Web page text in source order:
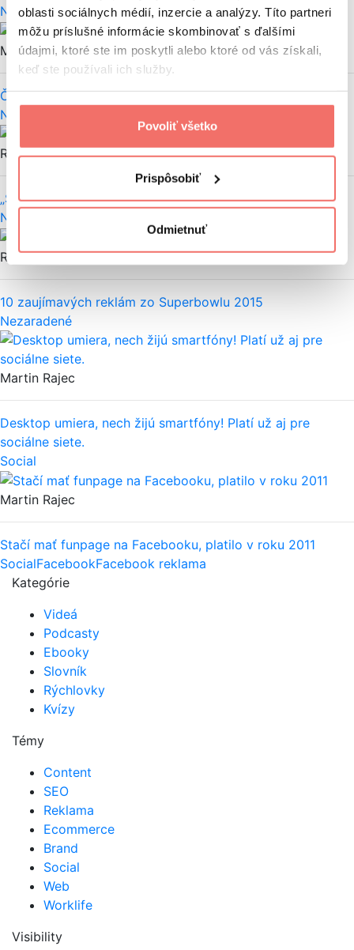
oblasti sociálnych médií, inzercie a analýzy. Títo partneri
môžu príslušné informácie skombinovať s ďalšími
údajmi, ktoré ste im poskytli alebo ktoré od vás získali,
keď ste používali ich služby.
Povoliť všetko
Prispôsobiť
Odmietnuť
Nezaradené
Martin Rajec
Čo sú beacony a ako vám pomôžu zarobiť v offline?
Nezaradené
Rajec
„Second screen“ efekt vdýchne kampani život
Nezaradené
Rajec
10 zaujímavých reklám zo Superbowlu 2015
Nezaradené
Martin Rajec
Desktop umiera, nech žijú smartfóny! Platí už aj pre
sociálne siete.
Social
Martin Rajec
Stačí mať funpage na Facebooku, platilo v roku 2011
SocialFacebookFacebook reklama
Kategórie
Videá
Podcasty
Ebooky
Slovník
Rýchlovky
Kvízy
Témy
Content
SEO
Reklama
Ecommerce
Brand
Social
Web
Worklife
Visibility